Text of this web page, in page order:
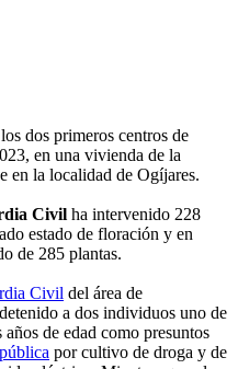
dos primeros centros de
en una vivienda de la
en la localidad de Ogíjares.
Civil ha intervenido 228
estado de floración y en
de 285 plantas.
Civil del área de
a dos individuos uno de
de edad como presuntos
por cultivo de droga y de